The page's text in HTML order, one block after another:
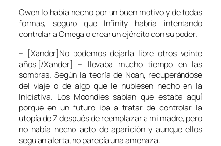
Owen lo había hecho por un buen motivo y de todas
formas, seguro que Infinity habría intentando
controlar a Omega o crear un ejército con su poder.
– [Xander]No podemos dejarla libre otros veinte
años.[/Xander] – llevaba mucho tiempo en las
sombras. Según la teoría de Noah, recuperándose
del viaje o de algo que le hubiesen hecho en la
Iniciativa. Los Moondies sabían que estaba aquí
porque en un futuro iba a tratar de controlar la
utopía de Z después de reemplazar a mi madre, pero
no había hecho acto de aparición y aunque ellos
seguían alerta, no parecía una amenaza.